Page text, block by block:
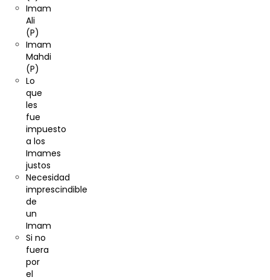
Imam
Ali
(P)
Imam
Mahdi
(P)
Lo
que
les
fue
impuesto
a los
Imames
justos
Necesidad
imprescindible
de
un
Imam
Si no
fuera
por
el